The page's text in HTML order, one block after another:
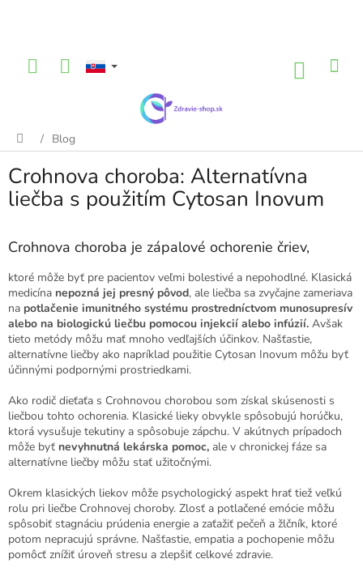
Domov
/ Blog
Crohnova choroba: Alternatívna
liečba s použitím Cytosan Inovum
Crohnova choroba je zápalové ochorenie čriev,
ktoré môže byť pre pacientov veľmi bolestivé a nepohodlné. Klasická
medicína nepozná jej presný pôvod, ale liečba sa zvyčajne zameriava
na potlačenie imunitného systému prostredníctvom munosupresív
alebo na biologickú liečbu pomocou injekcií alebo infúzií. Avšak
tieto metódy môžu mať mnoho vedľajších účinkov. Našťastie,
alternatívne liečby ako napríklad použitie Cytosan Inovum môžu byť
účinnými podpornými prostriedkami.
Ako rodič dieťaťa s Crohnovou chorobou som získal skúsenosti s
liečbou tohto ochorenia. Klasické lieky obvykle spôsobujú horúčku,
ktorá vysušuje tekutiny a spôsobuje zápchu. V akútnych prípadoch
môže byť nevyhnutná lekárska pomoc, ale v chronickej fáze sa
alternatívne liečby môžu stať užitočnými.
Okrem klasických liekov môže psychologický aspekt hrať tiež veľkú
rolu pri liečbe Crohnovej choroby. Zlosť a potlačené emócie môžu
spôsobiť stagnáciu prúdenia energie a zaťažiť pečeň a žlčník, ktoré
potom nepracujú správne. Našťastie, empatia a pochopenie môžu
pomôcť znížiť úroveň stresu a zlepšiť celkové zdravie.